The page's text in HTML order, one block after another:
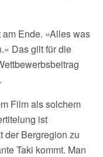
Ende. »Alles was
Das gilt für die
Film als solchem
ist
der Bergregion zu
Taki kommt. Man